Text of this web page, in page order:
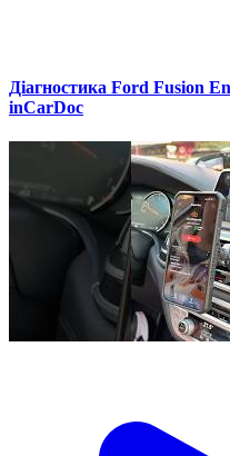
Діагностика Ford Fusion
inCarDoc